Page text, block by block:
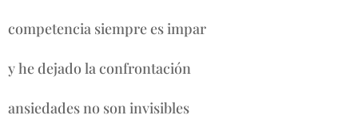
competencia siempre es impar
y he dejado la confrontación
ansiedades no son invisibles